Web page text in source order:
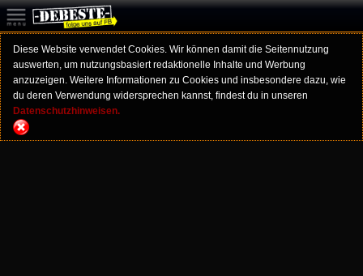
Diese Website verwendet Cookies. Wir können damit die Seitennutzung
auswerten, um nutzungsbasiert redaktionelle Inhalte und Werbung
anzuzeigen. Weitere Informationen zu Cookies und insbesondere dazu, wie
du deren Verwendung widersprechen kannst, findest du in unseren
Datenschutzhinweisen.